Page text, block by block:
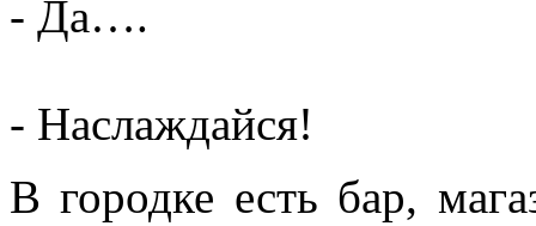
- Да….
- Наслаждайся!
В городке есть бар,